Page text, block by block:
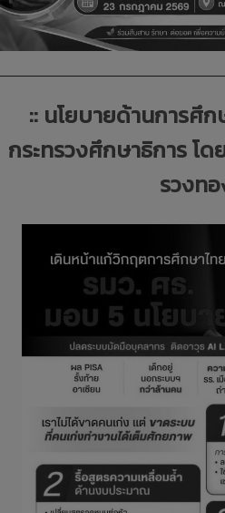
:: นโยบายด้านการศึก
กระทรวงศึกษาธิการ โด
รวงทอ